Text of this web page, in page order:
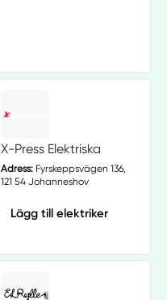
X-Press Elektriska
Adress:Fyrskeppsvägen 136,
121 54 Johanneshov
Lägg till elektriker